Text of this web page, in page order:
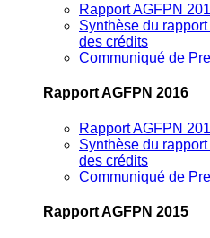
Rapport AGFPN
Synthèse du
des crédits
Communiqué de
Rapport AGFPN 2016
Rapport AGFPN
Synthèse du
des crédits
Communiqué de
Rapport AGFPN 2015